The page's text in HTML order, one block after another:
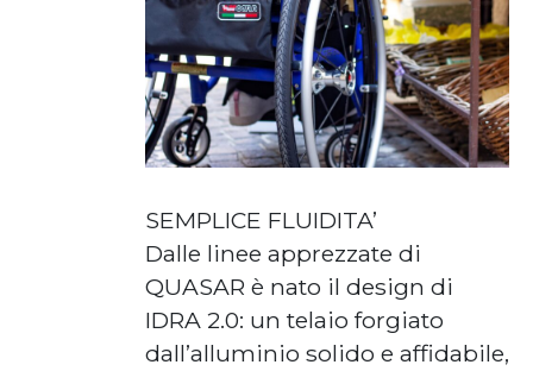
SEMPLICE FLUIDITA’
Dalle linee apprezzate di
QUASAR è nato il design di
IDRA 2.0: un telaio forgiato
dall’alluminio solido e affidabile,